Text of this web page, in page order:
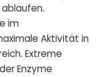
im
Aktivität in
Extreme
Enzyme